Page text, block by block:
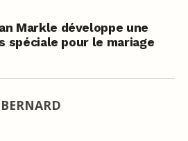
Markle développe une
spéciale pour le mariage